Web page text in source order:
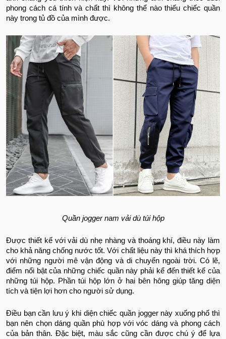
phong cách cá tính và chất thì không thể nào thiếu chiếc quần
này trong tủ đồ của mình được.
Quần jogger nam vải dù túi hộp
Được thiết kế với vải dù nhẹ nhàng và thoáng khí, điều này làm
cho khả năng chống nước tốt. Với chất liệu này thì khá thích hợp
với những người mê vận động và di chuyển ngoài trời. Có lẽ,
điểm nổi bật của những chiếc quần này phải kể đến thiết kế của
những túi hộp. Phần túi hộp lớn ở hai bên hông giúp tăng diện
tích và tiện lợi hơn cho người sử dụng.
Điều bạn cần lưu ý khi diện chiếc quần jogger này xuống phố thì
bạn nên chọn dáng quần phù hợp với vóc dáng và phong cách
của bản thân. Đặc biệt, màu sắc cũng cần được chú ý để lựa